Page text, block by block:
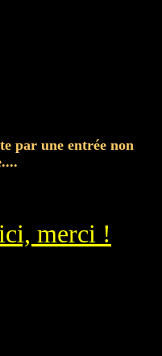
par une entrée non
merci !